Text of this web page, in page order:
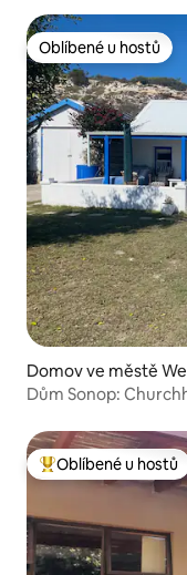
Oblíbené u hostů
Oblíbené u hostů
Domov ve městě
Dům Sonop:
Nejlepší v kategorii
Oblíbené u hostů